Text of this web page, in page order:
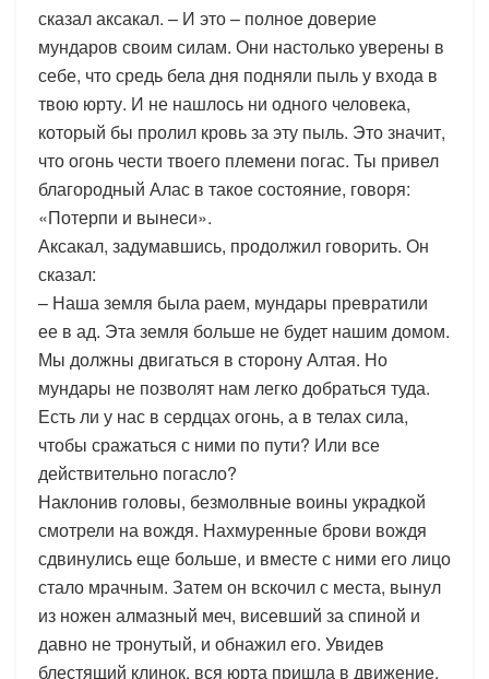
сказал аксакал. – И это – полное доверие
мундаров своим силам. Они настолько уверены в
себе, что средь бела дня подняли пыль у входа в
твою юрту. И не нашлось ни одного человека,
который бы пролил кровь за эту пыль. Это значит,
что огонь чести твоего племени погас. Ты привел
благородный Алас в такое состояние, говоря:
«Потерпи и вынеси».
Аксакал, задумавшись, продолжил говорить. Он
сказал:
– Наша земля была раем, мундары превратили
ее в ад. Эта земля больше не будет нашим домом.
Мы должны двигаться в сторону Алтая. Но
мундары не позволят нам легко добраться туда.
Есть ли у нас в сердцах огонь, а в телах сила,
чтобы сражаться с ними по пути? Или все
действительно погасло?
Наклонив головы, безмолвные воины украдкой
смотрели на вождя. Нахмуренные брови вождя
сдвинулись еще больше, и вместе с ними его лицо
стало мрачным. Затем он вскочил с места, вынул
из ножен алмазный меч, висевший за спиной и
давно не тронутый, и обнажил его. Увидев
блестящий клинок, вся юрта пришла в движение.